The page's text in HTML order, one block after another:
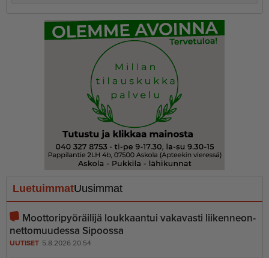
LuetuimmatUusimmat
Moottoripyöräilijä loukkaantui vakavasti liiken­ne­on­
net­to­muudessa Sipoossa
UUTISET 5.8.2026 20.54